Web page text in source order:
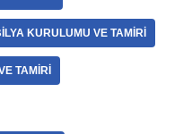
KURULUMU VE TAMIRI
TAMIRI